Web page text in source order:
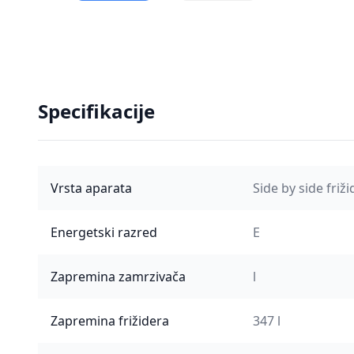
Specifikacije
Vrsta aparata Side by side
Energetski razred E
Zapremina zamrzivača l
Zapremina frižidera 347 l